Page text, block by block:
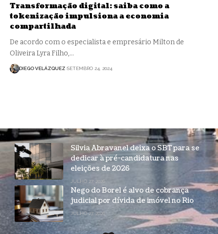
Transformação digital: saiba como a
tokenização impulsiona a economia
compartilhada
De acordo com o especialista e empresário Milton de
Oliveira Lyra Filho,…
DIEGO VELÁZQUEZ SETEMBRO 24, 2024
Silvia Abravanel deixa o SBT para se
dedicar à pré-candidatura nas
eleições de 2026
JULHO 27, 2026
Nego do Borel é alvo de cobrança
judicial por dívida de imóvel no Rio
JULHO 27, 2026